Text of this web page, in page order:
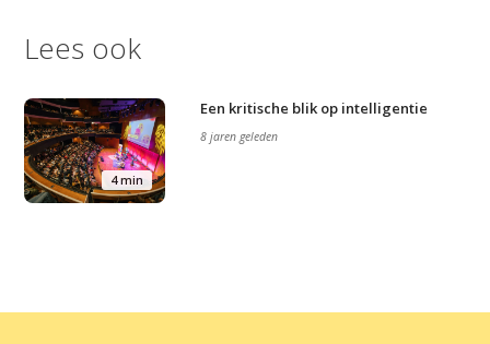
Home
Lees ook
4 min
Een kritische blik op intelligentie
8 jaren geleden